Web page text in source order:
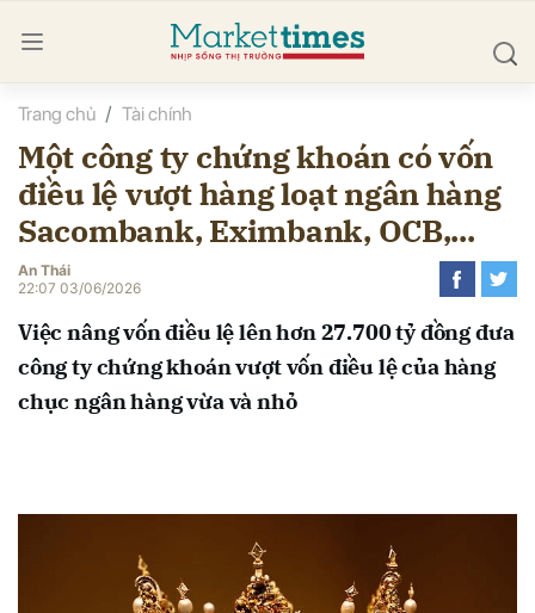
Trang chủ Tài chính
Một công ty chứng khoán có vốn
điều lệ vượt hàng loạt ngân hàng
Sacombank, Eximbank, OCB,...
An Thái
22:07 03/06/2026
Việc nâng vốn điều lệ lên hơn 27.700 tỷ đồng đưa
công ty chứng khoán vượt vốn điều lệ của hàng
chục ngân hàng vừa và nhỏ
luận
Hủy